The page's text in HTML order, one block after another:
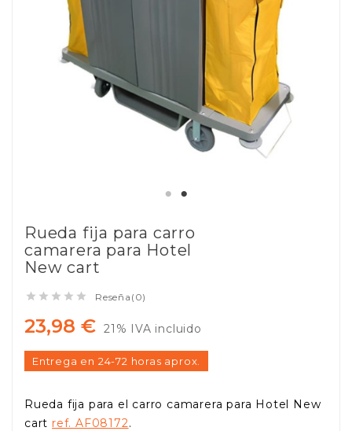
Rueda fija para carro
camarera para Hotel
New cart
     Reseña(0)
23,98 € 21% IVA incluido
Entrega en 24-72 horas aprox.
Rueda fija para el carro camarera para Hotel New
cart ref. AF08172.